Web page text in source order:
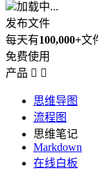
加载中...
发布文件
每天有100,000+文
免费使用
产品  
思维导图
流程图
思维笔记
Markdown
在线白板